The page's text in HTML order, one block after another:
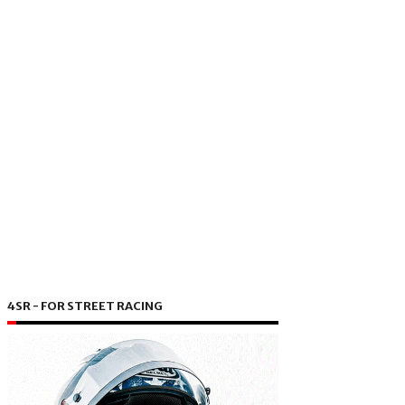
4SR - FOR STREET RACING